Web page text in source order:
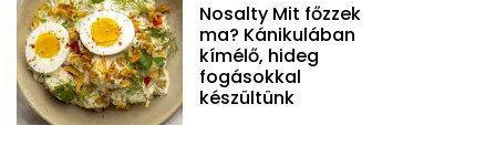
Nosalty Mit főzzek
ma? Kánikulában
kímélő, hideg
fogásokkal
készültünk